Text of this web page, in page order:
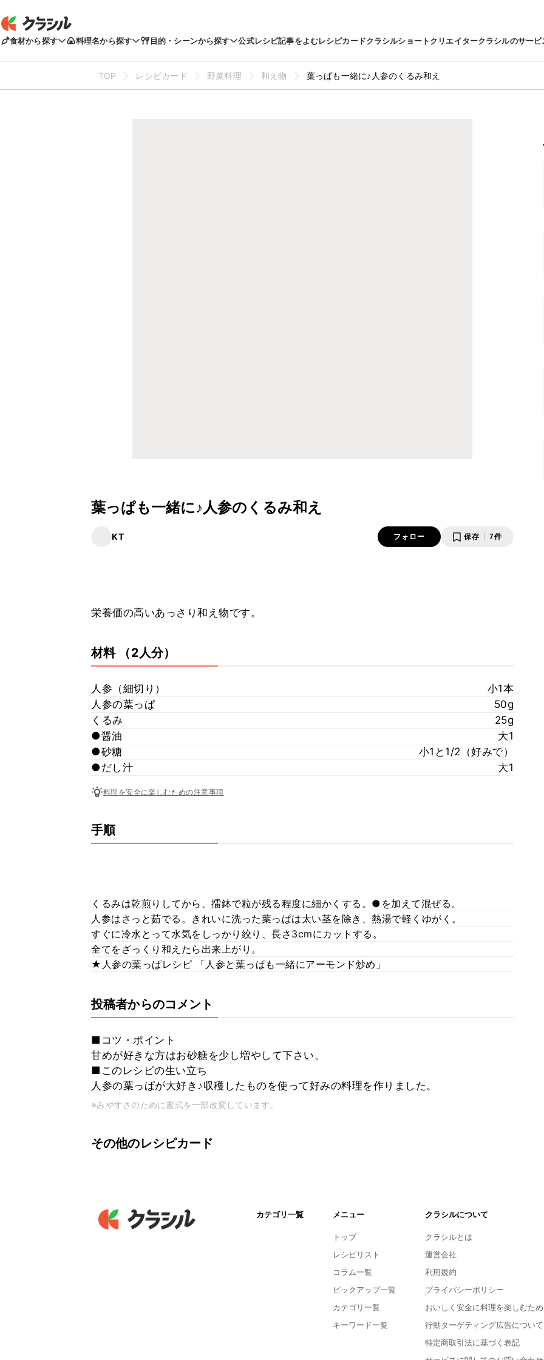
食材から探す 料理名から探す 目的・シーンから探す 公式レシピ記事をよむレシピカードクラシルショートクリエイタークラシルのサービ
TOP レシピカード 野菜料理 和え物 葉っぱも一緒に♪人参のくるみ和え
葉っぱも一緒に♪人参のくるみ和え
KT フォロー 保存 7件
栄養価の高いあっさり和え物です。
材料 （2人分）
人参（細切り）
小1本
人参の葉っぱ
50g
くるみ
25g
●醤油
大1
●砂糖
小1と1/2（好みで）
●だし汁
大1
料理を安全に楽しむための注意事項
手順
くるみは乾煎りしてから、擂鉢で粒が残る程度に細かくする。●を加えて混ぜる。
人参はさっと茹でる。きれいに洗った葉っぱは太い茎を除き、熱湯で軽くゆがく。
すぐに冷水とって水気をしっかり絞り、長さ3cmにカットする。
全てをざっくり和えたら出来上がり。
★人参の葉っぱレシピ 「人参と葉っぱも一緒にアーモンド炒め」
投稿者からのコメント
■コツ・ポイント
甘めが好きな方はお砂糖を少し増やして下さい。
■このレシピの生い立ち
人参の葉っぱが大好き♪収穫したものを使って好みの料理を作りました。
※みやすさのために書式を一部改変しています。
その他のレシピカード
カテゴリ一覧 メニュー
トップ
レシピリスト
コラム一覧
ピックアップ一覧
カテゴリ一覧
キーワード一覧
クラシルについて
クラシルとは
運営会社
利用規約
プライバシーポリシー
おいしく安全に料理を楽しむため
行動ターゲティング広告について
特定商取引法に基づく表記